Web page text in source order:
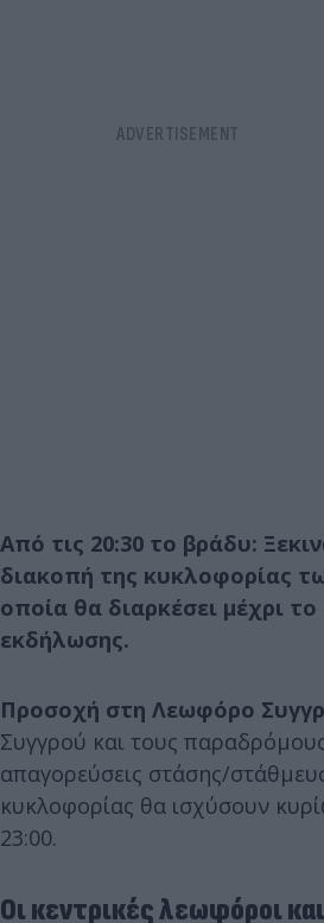
Από τις 20:30 το βράδυ:
διακοπή της κυκλοφορίας
οποία θα διαρκέσει μέχρι
εκδήλωσης.
Προσοχή στη Λεωφόρο
Συγγρού και τους
απαγορεύσεις στάσης/
κυκλοφορίας θα ισχύσουν
23:00.
Οι κεντρικές λεωφόροι